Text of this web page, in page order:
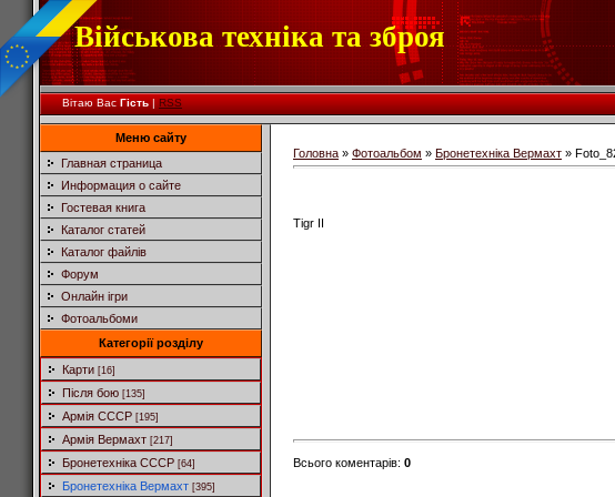
Військова техніка та зброя
Вітаю Вас Гість|RSS
Меню сайту
Главная страница
Информация о сайте
Гостевая книга
Каталог статей
Каталог файлів
Форум
Онлайн ігри
Фотоальбоми
Категорії розділу
Карти [16]
Після бою [135]
Армія СССР [195]
Армія Вермахт [217]
Бронетехніка СССР [64]
Бронетехніка Вермахт [395]
Головна » Фотоальбом » Бронетехніка Вермахт »
Tigr II
Всього коментарів: 0